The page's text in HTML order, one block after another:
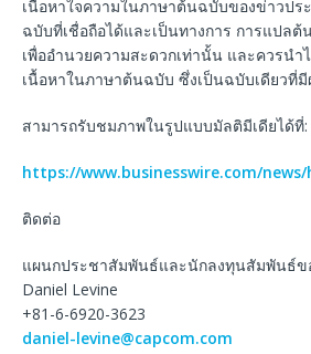
เนื้อหาใจความในภาษาต้นฉบับของข่าวป
ฉบับที่เชื่อถือได้และเป็นทางการ การแปล
เพื่ออำนวยความสะดวกเท่านั้น และควรนำไ
เนื้อหาในภาษาต้นฉบับ ซึ่งเป็นฉบับเดียวที่
สามารถรับชมภาพในรูปแบบมัลติมีเดียได้ที่:
https://www.businesswire.com/news/
ติดต่อ
แผนกประชาสัมพันธ์และนักลงทุนสัมพันธ์ข
Daniel Levine
+81-6-6920-3623
daniel-levine@capcom.com